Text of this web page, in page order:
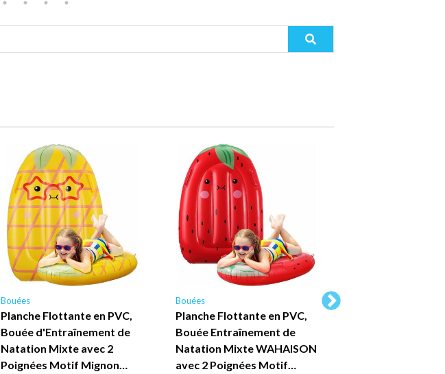
Bouées
Planche Flottante en PVC,
Bouée d'Entraînement de
Natation Mixte avec 2
Poignées Motif Mignon…
Bouées
Planche Flottante en PVC,
Bouée Entraînement de
Natation Mixte WAHAISON
avec 2 Poignées Motif…